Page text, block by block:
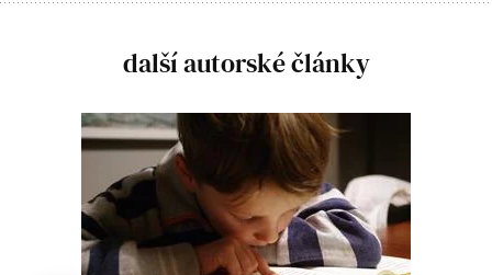
další autorské články